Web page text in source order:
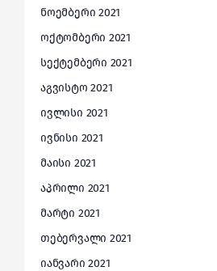
ნოემბერი 2021
ოქტომბერი 2021
სექტემბერი 2021
აგვისტო 2021
ივლისი 2021
ივნისი 2021
მაისი 2021
აპრილი 2021
მარტი 2021
თებერვალი 2021
იანვარი 2021